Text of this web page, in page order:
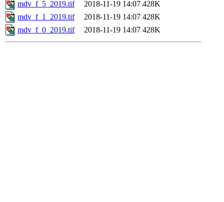
mdv_f_5_2019.tif
2018-11-19 14:07 428K
mdv_f_1_2019.tif
2018-11-19 14:07 428K
mdv_f_0_2019.tif
2018-11-19 14:07 428K